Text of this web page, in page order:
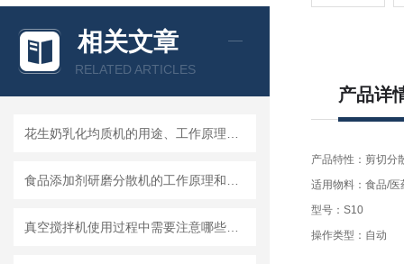
相关文章
RELATED ARTICLES
产品详
产品特性：剪切分
适用物料：食品/医
型号：S10
操作类型：自动